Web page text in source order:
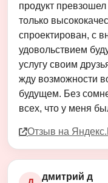
продукт
только
спроектирован, с
удовольствием
услугу своим
жду возможности
будущем. Без
всех, что у меня
Отзыв на
дмитрий д